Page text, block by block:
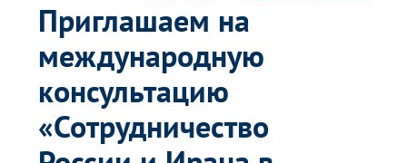
Приглашаем на
международную
консультацию
«Сотрудничество